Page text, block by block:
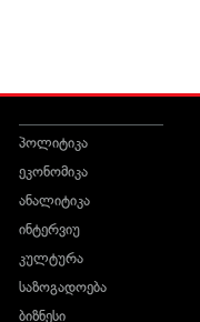
პოლიტიკა
ეკონომიკა
ანალიტიკა
ინტერვიუ
კულტურა
საზოგადოება
ბიზნესი